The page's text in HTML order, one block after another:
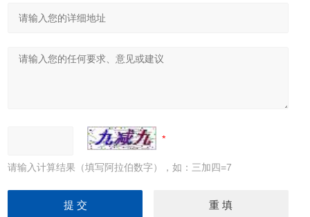
请输入计算结果（填写阿拉伯数字），如：三加四=7